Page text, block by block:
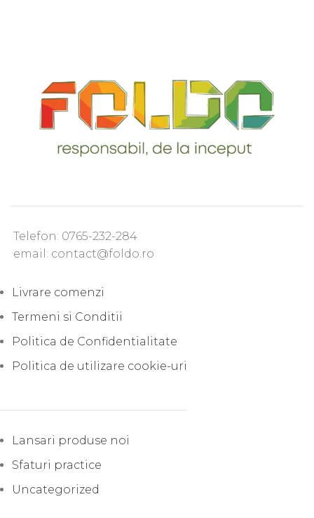
Telefon: 0765-232-284
email: contact@foldo.ro
Livrare comenzi
Termeni si Conditii
Politica de Confidentialitate
Politica de utilizare cookie-uri
Lansari produse noi
Sfaturi practice
Uncategorized